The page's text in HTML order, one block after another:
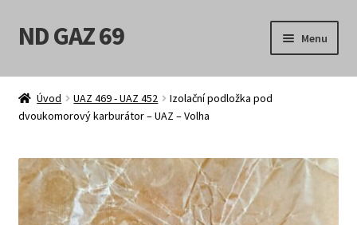
Přeskočit
na
Přejít
k
webu
ND GAZ 69 Menu
Úvodní stránka
Můj účet
Obchod
Košík
Úvod UAZ 469 - UAZ 452
Izolační podložka pod
dvoukomorový karburátor – UAZ – Volha